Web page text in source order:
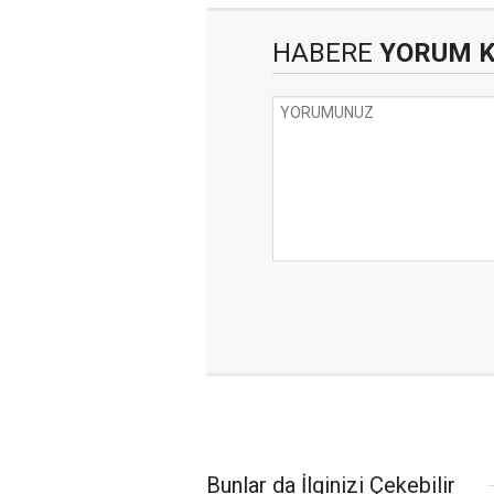
HABERE YORUM
Bunlar da İlginizi Çekebilir